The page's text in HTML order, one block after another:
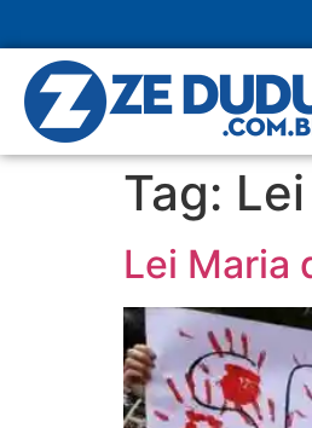
Tag:
Lei Maria